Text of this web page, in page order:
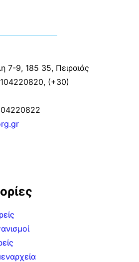
7-9, 185 35, Πειραιάς
(+30)